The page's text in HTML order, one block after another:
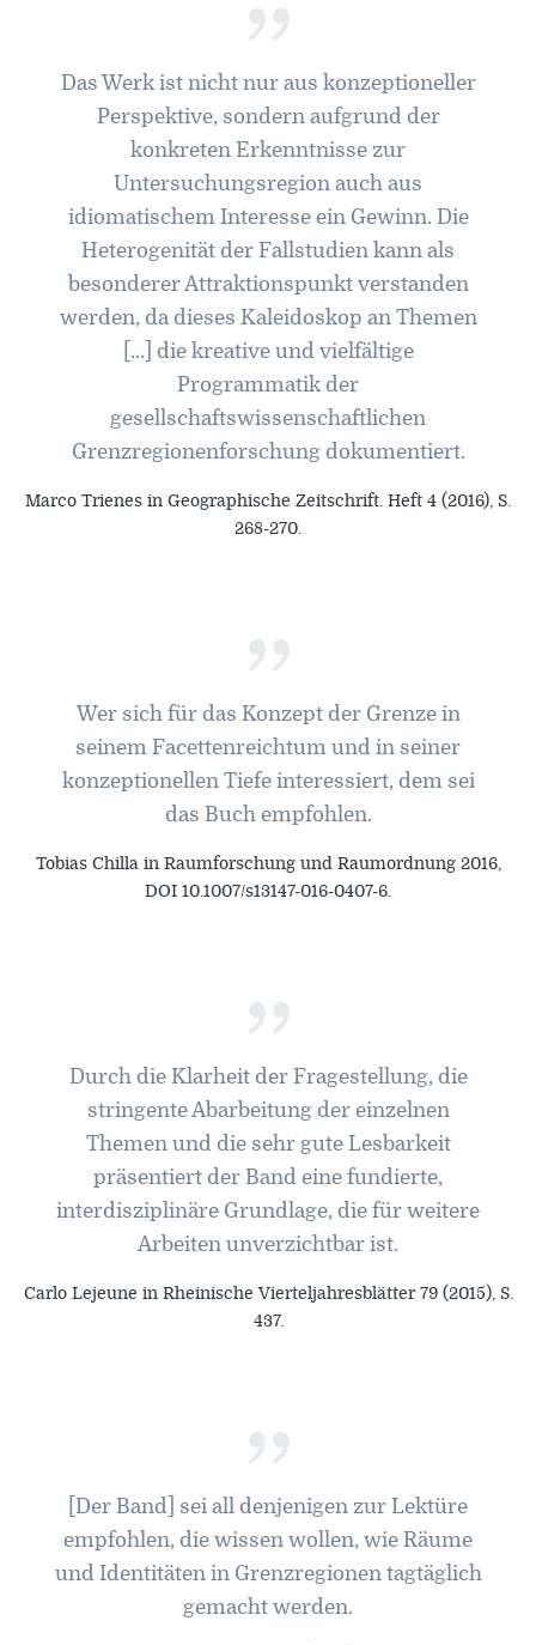
”
Das Werk ist nicht nur aus konzeptioneller
Perspektive, sondern aufgrund der
konkreten Erkenntnisse zur
Untersuchungsregion auch aus
idiomatischem Interesse ein Gewinn. Die
Heterogenität der Fallstudien kann als
besonderer Attraktionspunkt verstanden
werden, da dieses Kaleidoskop an Themen
[…] die kreative und vielfältige
Programmatik der
gesellschaftswissenschaftlichen
Grenzregionenforschung dokumentiert.
Marco Trienes in Geographische Zeitschrift. Heft 4 (2016), S.
268-270.
”
Wer sich für das Konzept der Grenze in
seinem Facettenreichtum und in seiner
konzeptionellen Tiefe interessiert, dem sei
das Buch empfohlen.
Tobias Chilla in Raumforschung und Raumordnung 2016,
DOI 10.1007/s13147-016-0407-6.
”
Durch die Klarheit der Fragestellung, die
stringente Abarbeitung der einzelnen
Themen und die sehr gute Lesbarkeit
präsentiert der Band eine fundierte,
interdisziplinäre Grundlage, die für weitere
Arbeiten unverzichtbar ist.
Carlo Lejeune in Rheinische Vierteljahresblätter 79 (2015), S.
437.
”
[Der Band] sei all denjenigen zur Lektüre
empfohlen, die wissen wollen, wie Räume
und Identitäten in Grenzregionen tagtäglich
gemacht werden.